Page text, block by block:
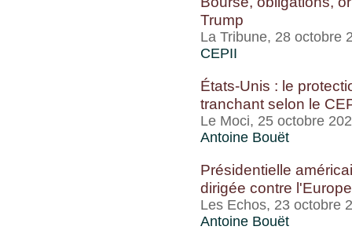
Trump
La Tribune, 28 octobre
CEPII
États-Unis : le
tranchant selon le
Le Moci, 25 octobre
Antoine Bouët
Présidentielle
dirigée contre l'Europe
Les Echos, 23 octobre
Antoine Bouët